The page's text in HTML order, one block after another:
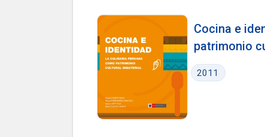
Cocina e
patrimonio
2011